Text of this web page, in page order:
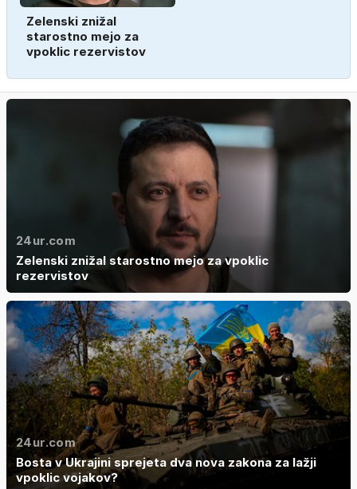
Zelenski znižal
starostno mejo za
vpoklic rezervistov
24ur.com
Zelenski znižal starostno mejo za vpoklic
rezervistov
24ur.com
Bosta v Ukrajini sprejeta dva nova zakona za lažji
vpoklic vojakov?